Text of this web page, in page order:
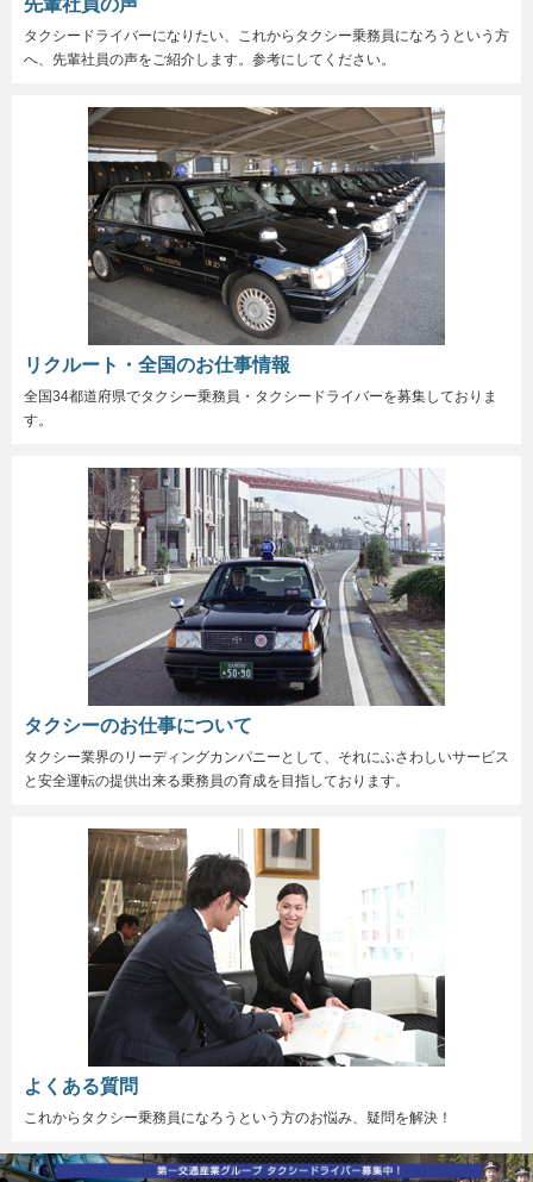
タクシードライバーになりたい、これからタクシー乗務員になろうという方
へ、先輩社員の声をご紹介します。参考にしてください。
リクルート・全国のお仕事情報
全国34都道府県でタクシー乗務員・タクシードライバーを募集しておりま
す。
タクシーのお仕事について
タクシー業界のリーディングカンパニーとして、それにふさわしいサービス
と安全運転の提供出来る乗務員の育成を目指しております。
よくある質問
これからタクシー乗務員になろうという方のお悩み、疑問を解決！